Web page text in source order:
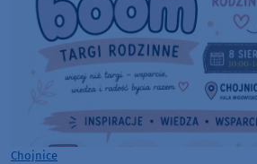
Chojnice